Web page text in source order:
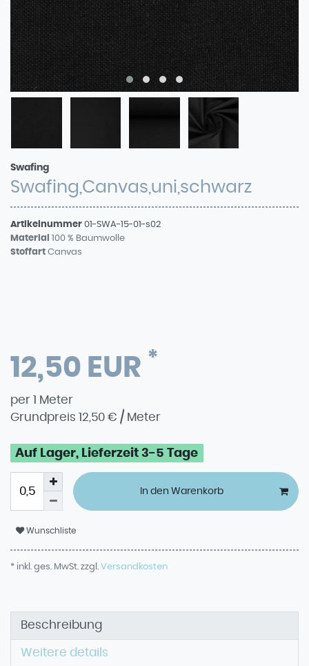
Swafing
Swafing,Canvas,uni,schwarz
Artikelnummer 01-SWA-15-01-s02
Material 100 % Baumwolle
Stoffart Canvas
12,50 EUR *
per 1 Meter
Grundpreis 12,50 € / Meter
Auf Lager, Lieferzeit 3-5 Tage
In den Warenkorb
Wunschliste
* inkl. ges. MwSt. zzgl. Versandkosten
Beschreibung
Weitere details